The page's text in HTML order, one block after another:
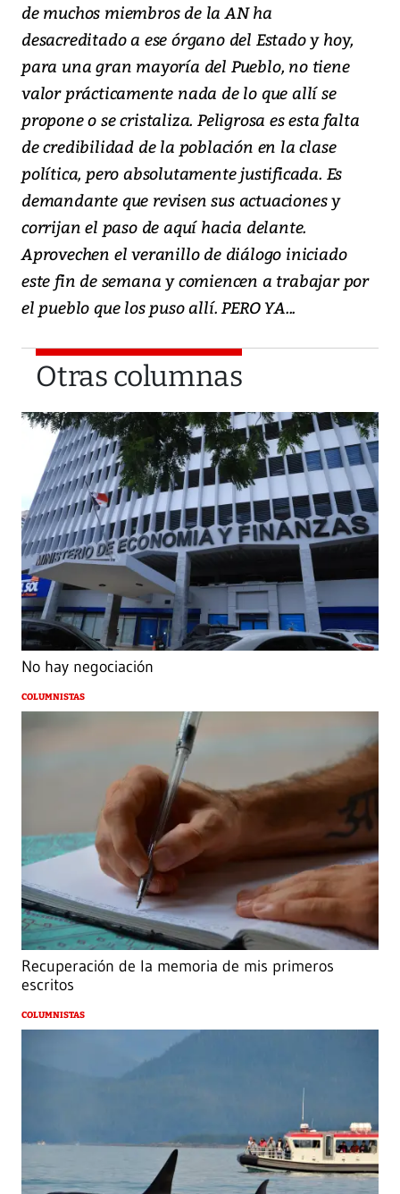
de muchos miembros de la AN ha
desacreditado a ese órgano del Estado y hoy,
para una gran mayoría del Pueblo, no tiene
valor prácticamente nada de lo que allí se
propone o se cristaliza. Peligrosa es esta falta
de credibilidad de la población en la clase
política, pero absolutamente justificada. Es
demandante que revisen sus actuaciones y
corrijan el paso de aquí hacia delante.
Aprovechen el veranillo de diálogo iniciado
este fin de semana y comiencen a trabajar por
el pueblo que los puso allí. PERO YA...
Otras columnas
No hay negociación
COLUMNISTAS
Recuperación de la memoria de mis primeros
escritos
COLUMNISTAS